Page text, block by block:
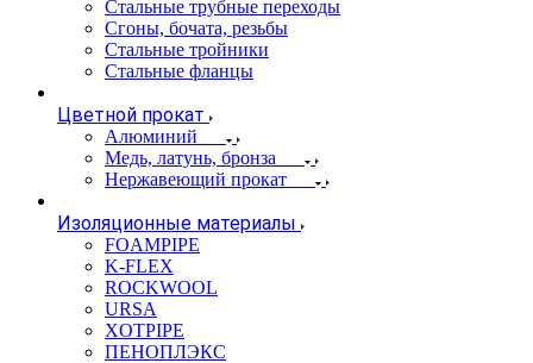
Стальные трубные переходы
Сгоны, бочата, резьбы
Стальные тройники
Стальные фланцы
Цветной прокат
Алюминий
Медь, латунь, бронза
Нержавеющий прокат
Изоляционные материалы
FOAMPIPE
K-FLEX
ROCKWOOL
URSA
XOTPIPE
ПЕНОПЛЭКС